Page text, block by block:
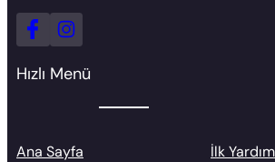
Hızlı Menü
Ana Sayfa İlk